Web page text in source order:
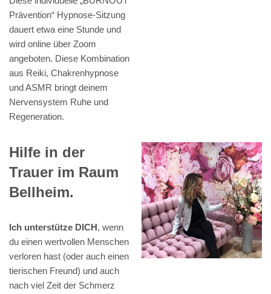
Prävention“ Hypnose-Sitzung
dauert etwa eine Stunde und
wird online über Zoom
angeboten. Diese Kombination
aus Reiki, Chakrenhypnose
und ASMR bringt deinem
Nervensystem Ruhe und
Regeneration.
Hilfe in der
Trauer im Raum
Bellheim.
Ich unterstütze DICH, wenn
du einen wertvollen Menschen
verloren hast (oder auch einen
tierischen Freund) und auch
nach viel Zeit der Schmerz